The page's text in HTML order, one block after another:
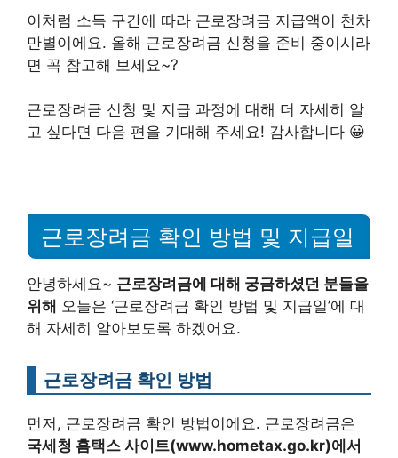
이처럼 소득 구간에 따라 근로장려금 지급액이 천차
만별이에요. 올해 근로장려금 신청을 준비 중이시라
면 꼭 참고해 보세요~?
근로장려금 신청 및 지급 과정에 대해 더 자세히 알
고 싶다면 다음 편을 기대해 주세요! 감사합니다 😀
근로장려금 확인 방법 및 지급일
안녕하세요~ 근로장려금에 대해 궁금하셨던 분들을
위해 오늘은 ‘근로장려금 확인 방법 및 지급일’에 대
해 자세히 알아보도록 하겠어요.
근로장려금 확인 방법
먼저, 근로장려금 확인 방법이에요. 근로장려금은
국세청 홈택스 사이트(www.hometax.go.kr)에서